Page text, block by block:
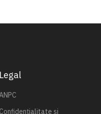
Legal
Confidențialitate și